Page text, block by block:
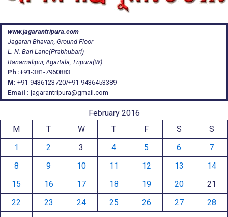
www.jagarantripura.com
Jagaran Bhavan, Ground Floor
L. N. Bari Lane(Prabhubari)
Banamalipur, Agartala, Tripura(W)
Ph :+91-381-7960883
M: +91-9436123720/+91-9436453389
Email : jagarantripura@gmail.com
February 2016
M
T W T F S
S
1
2 3 4 5 6
7
8
9 10 11 12 13
14
15
16 17 18 19 20
21
22
23 24 25 26 27
28